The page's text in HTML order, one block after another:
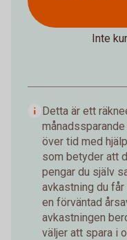
Inte
Detta är ett
över tid med
som betyder att
pengar du själv
avkastning du får
en förväntad
avkastningen
väljer att spara i